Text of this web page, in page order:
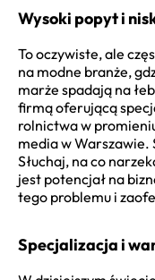
Wysoki popyt i
To oczywiste, ale
na modne branże,
marże spadają na
firmą oferującą
rolnictwa w
media w Warszawie.
Słuchaj, na co
jest potencjał na
tego problemu i
Specjalizacja i